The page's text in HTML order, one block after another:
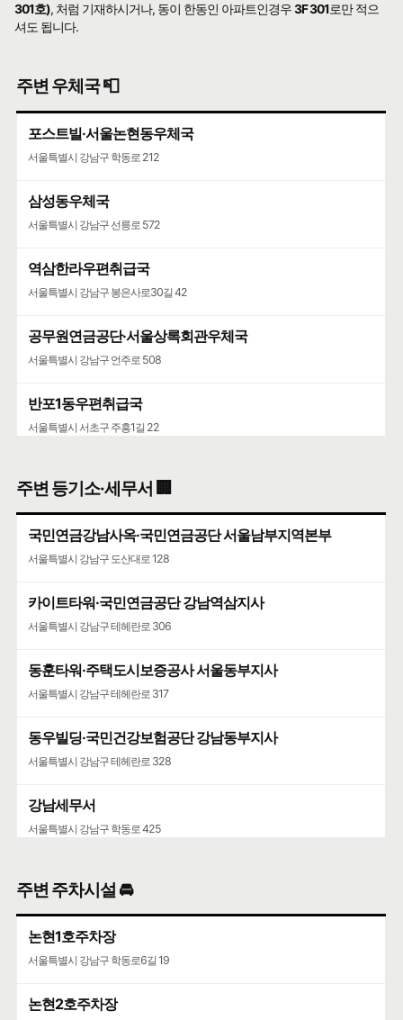
301호), 처럼 기재하시거나, 동이 한동인 아파트인경우3F 301로만 적으
셔도 됩니다.
주변 우체국 📮
포스트빌·서울논현동우체국
서울특별시 강남구 학동로 212
삼성동우체국
서울특별시 강남구 선릉로 572
역삼한라우편취급국
서울특별시 강남구 봉은사로30길 42
공무원연금공단·서울상록회관우체국
서울특별시 강남구 언주로 508
반포1동우편취급국
서울특별시 서초구 주흥1길 22
주변 등기소·세무서 🏢
국민연금강남사옥·국민연금공단 서울남부지역본부
서울특별시 강남구 도산대로 128
카이트타워·국민연금공단 강남역삼지사
서울특별시 강남구 테헤란로 306
동훈타워·주택도시보증공사 서울동부지사
서울특별시 강남구 테헤란로 317
동우빌딩·국민건강보험공단 강남동부지사
서울특별시 강남구 테헤란로 328
강남세무서
서울특별시 강남구 학동로 425
주변 주차시설 🚘
논현1호주차장
서울특별시 강남구 학동로6길 19
논현2호주차장